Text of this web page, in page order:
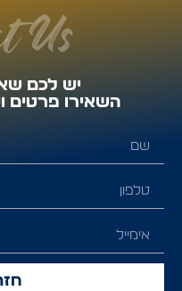
Us
יש לכם
השאירו פרטים